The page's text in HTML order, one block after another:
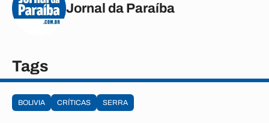
Jornal da Paraíba
Tags
BOLIVIA CRÍTICAS SERRA